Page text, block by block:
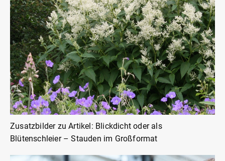
Zusatzbilder zu Artikel: Blickdicht oder als
Blütenschleier – Stauden im Großformat